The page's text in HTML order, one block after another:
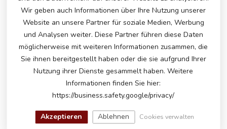
Corvette Stingray, Zweisitzer,
12 Volt Kinderauto
Auf Lager
€400,00
€339,00
Corvette Stingray, Zweisitzer,
12 Volt Kinderauto
Auf Lager
€389,00
Jeep Grand Cherokee
Wir geben auch Informationen über Ihre Nutzung unserer
Website an unsere Partner für soziale Medien, Werbung
und Analysen weiter. Diese Partner führen diese Daten
möglicherweise mit weiteren Informationen zusammen, die
Sie ihnen bereitgestellt haben oder die sie aufgrund Ihrer
Nutzung ihrer Dienste gesammelt haben. Weitere
Informationen finden Sie hier:
https://business.safety.google/privacy/
Akzeptieren Ablehnen Cookies verwalten